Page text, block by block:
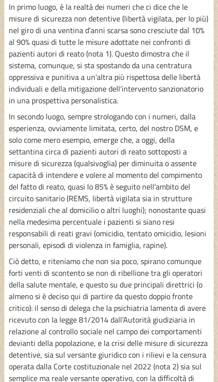
In primo luogo, è la realtà dei numeri che ci dice che le
misure di sicurezza non detentive (libertà vigilata, per lo più)
nel giro di una ventina d’anni scarsa sono cresciute dal 10%
al 90% quasi di tutte le misure adottate nei confronti di
pazienti autori di reato (nota 1). Questo dimostra che il
sistema, comunque, si sta spostando da una centratura
oppressiva e punitiva a un’altra più rispettosa delle libertà
individuali e della mitigazione dell’intervento sanzionatorio
in una prospettiva personalistica.
In secondo luogo, sempre strologando con i numeri, dalla
esperienza, ovviamente limitata, certo, del nostro DSM, e
solo come mero esempio, emerge che, a oggi, della
settantina circa di pazienti autori di reato sottoposti a
misure di sicurezza (qualsivoglia) per diminuita o assente
capacità di intendere e volere al momento del compimento
del fatto di reato, quasi lo 85% è seguito nell’ambito del
circuito sanitario (REMS, libertà vigilata sia in strutture
residenziali che al domicilio o altri luoghi); nonostante quasi
nella medesima percentuale i pazienti si siano resi
responsabili di reati gravi (omicidio, tentato omicidio, lesioni
personali, episodi di violenza in famiglia, rapine).
Ciò detto, e riteniamo che non sia poco, spirano comunque
forti venti di scontento se non di ribellione tra gli operatori
della salute mentale, e questo su due principali direttrici (o
almeno si è deciso qui di partire da questo doppio fronte
critico): il senso di delega che la psichiatria lamenta di avere
ricevuto con la legge 81/2014 dall’Autorità giudiziaria in
relazione al controllo sociale nel campo dei comportamenti
devianti della popolazione, e la crisi delle misure di sicurezza
detentive, sia sul versante giuridico con i rilievi e la censura
operata dalla Corte costituzionale nel 2022 (nota 2) sia sul
semplice ma reale versante operativo, con la difficoltà di